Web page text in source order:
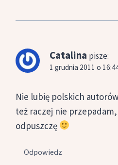
Catalina pisze:
1 grudnia 2011 o
Nie lubię polskich
też raczej nie
odpuszczę
Odpowiedz